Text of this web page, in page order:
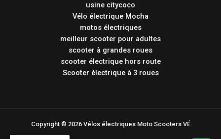
usine citycoco
Vélo électrique Mocha
motos électriques
meilleur scooter pour adultes
scooter à grandes roues
scooter électrique hors route
Scooter électrique à 3 roues
Copyright © 2026 Vélos électriques Moto Scooters VÉ